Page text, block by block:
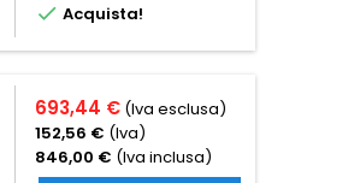
 Acquista!
693,44 € (Iva esclusa)
152,56 € (Iva)
846,00 € (Iva inclusa)